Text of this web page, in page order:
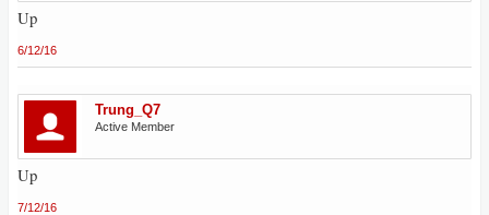
Up
6/12/16
Trung_Q7
Active Member
Up
7/12/16